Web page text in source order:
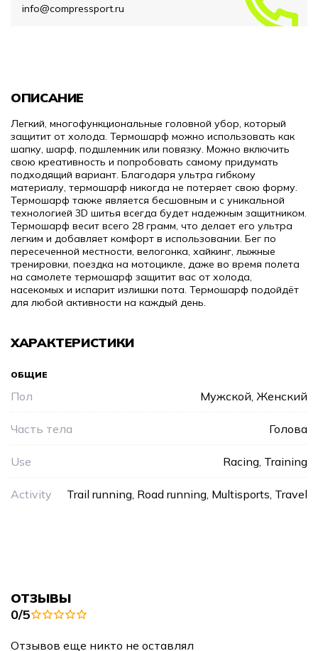
info@compressport.ru
ОПИСАНИЕ
Легкий, многофункциональные головной убор, который
защитит от холода. Термошарф можно использовать как
шапку, шарф, подшлемник или повязку. Можно включить
свою креативность и попробовать самому придумать
подходящий вариант. Благодаря ультра гибкому
материалу, термошарф никогда не потеряет свою форму.
Термошарф также является бесшовным и с уникальной
технологией 3D шитья всегда будет надежным защитником.
Термошарф весит всего 28 грамм, что делает его ультра
легким и добавляет комфорт в использовании. Бег по
пересеченной местности, велогонка, хайкинг, лыжные
тренировки, поездка на мотоцикле, даже во время полета
на самолете термошарф защитит вас от холода,
насекомых и испарит излишки пота. Термошарф подойдёт
для любой активности на каждый день.
ХАРАКТЕРИСТИКИ
ОБЩИЕ
Пол Мужской, Женский
Часть тела Голова
Use Racing, Training
Activity Trail running, Road running, Multisports, Travel
ОТЗЫВЫ
0/5
Отзывов еще никто не оставлял